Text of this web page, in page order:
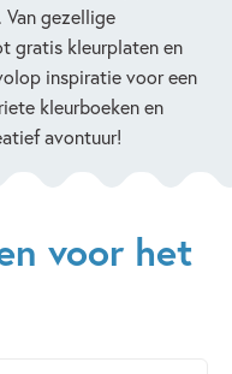
gezellige
gratis kleurplaten en
inspiratie voor een
kleurboeken en
avontuur!
voor het